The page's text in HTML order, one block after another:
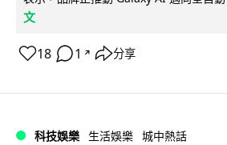
文
18 1 ↗ 分享
科技娛樂 生活娛樂 城中熱話